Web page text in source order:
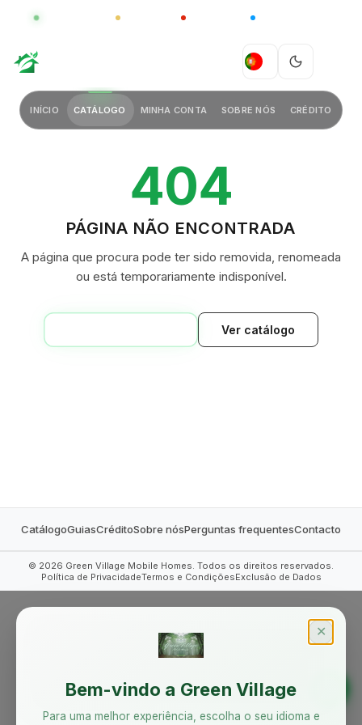
GLOBAL CHINA
PT
INÍCIO CATÁLOGO MINHA CONTA SOBRE NÓS CRÉDITO
404
PÁGINA NÃO ENCONTRADA
A página que procura pode ter sido removida, renomeada
ou está temporariamente indisponível.
Ver catálogo
CatálogoGuiasCréditoSobre nósPerguntas frequentesContacto
© 2026 Green Village Mobile Homes. Todos os direitos reservados.
Política de PrivacidadeTermos e CondiçõesExclusão de Dados
✕
Bem-vindo a Green Village
Para uma melhor experiência, escolha o seu idioma e